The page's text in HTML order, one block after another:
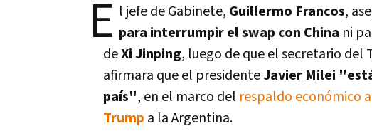
E l jefe de Gabinete, Guillermo Francos,
para interrumpir el swap con China ni
deXi Jinping, luego de que el secretario del
afirmara que el presidenteJavier Milei
país", en el marco del respaldo económico
Trump a la Argentina.